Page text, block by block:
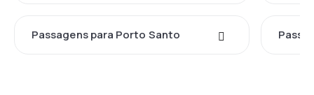
Passagens para Porto Santo